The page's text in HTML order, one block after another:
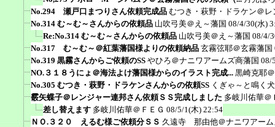
No.294 瀬戸口まつりさん依頼完成品 むつき・萩野・ドラケン＠レ
No.314 む～む～さんからの依頼品 山吹弓美＠え～藩国 08/4/30(水)
Re:No.314 む～む～さんからの依頼品 山吹弓美＠え～藩国 08/4/
No.317 む～む～＠紅葉藩国様よりの依頼納品 玄霧弦耶＠玄霧藩国
No.319 黒霧さんからご依頼のSS やひろ＠ナニワアームズ商藩国 08/
NO.３１８うにょ＠海法よけ藩国様からのイラスト完成... 黒崎克耶
No.305 むつき・萩野・ドラケンさんからの依頼SS くぎゃ～と鳴く
霰矢蝶子＠レンジャー連邦さん依頼ＳＳ完成しました 多岐川佑華＠
差し替えます 多岐川佑華＠ＦＥＧ 08/5/1(木) 22:54
ＮＯ.３２０ えるむ様ご依頼分ＳＳ 久遠寺 那由他＠ナニワアーム